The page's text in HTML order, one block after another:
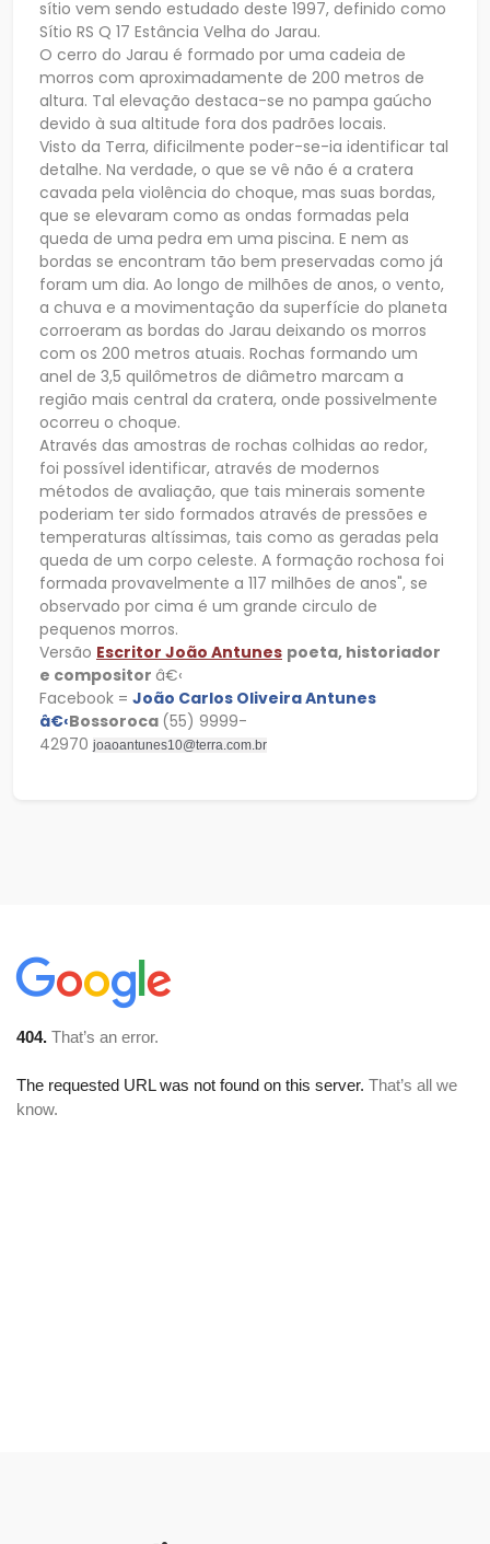
sítio vem sendo estudado deste 1997, definido como
Sítio RS Q 17 Estância Velha do Jarau.
O cerro do Jarau é formado por uma cadeia de
morros com aproximadamente de 200 metros de
altura. Tal elevação destaca-se no pampa gaúcho
devido à sua altitude fora dos padrões locais.
Visto da Terra, dificilmente poder-se-ia identificar tal
detalhe. Na verdade, o que se vê não é a cratera
cavada pela violência do choque, mas suas bordas,
que se elevaram como as ondas formadas pela
queda de uma pedra em uma piscina. E nem as
bordas se encontram tão bem preservadas como já
foram um dia. Ao longo de milhões de anos, o vento,
a chuva e a movimentação da superfície do planeta
corroeram as bordas do Jarau deixando os morros
com os 200 metros atuais. Rochas formando um
anel de 3,5 quilômetros de diâmetro marcam a
região mais central da cratera, onde possivelmente
ocorreu o choque.
Através das amostras de rochas colhidas ao redor,
foi possível identificar, através de modernos
métodos de avaliação, que tais minerais somente
poderiam ter sido formados através de pressões e
temperaturas altíssimas, tais como as geradas pela
queda de um corpo celeste. A formação rochosa foi
formada provavelmente a 117 milhões de anos", se
observado por cima é um grande circulo de
pequenos morros.
Versão Escritor João Antunes poeta, historiador
e compositor â€‹
Facebook = João Carlos Oliveira Antunes
â€‹Bossoroca (55) 9999-
42970 joaoantunes10@terra.com.br